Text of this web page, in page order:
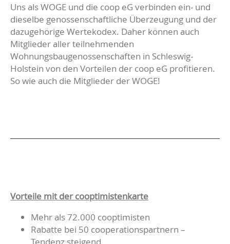
Uns als WOGE und die coop eG verbinden ein- und
dieselbe genossenschaftliche Überzeugung und der
dazugehörige Wertekodex. Daher können auch
Mitglieder aller teilnehmenden
Wohnungsbaugenossenschaften in Schleswig-
Holstein von den Vorteilen der coop eG profitieren.
So wie auch die Mitglieder der WOGE!
Vorteile mit der cooptimistenkarte
Mehr als 72.000 cooptimisten
Rabatte bei 50 cooperationspartnern –
Tendenz steigend